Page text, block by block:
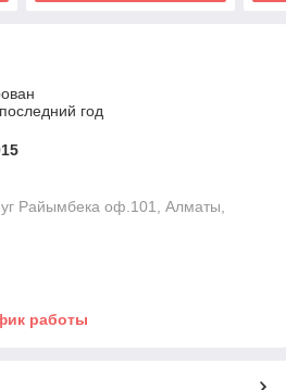
год
уг Райымбека оф.101, Алматы,
работы